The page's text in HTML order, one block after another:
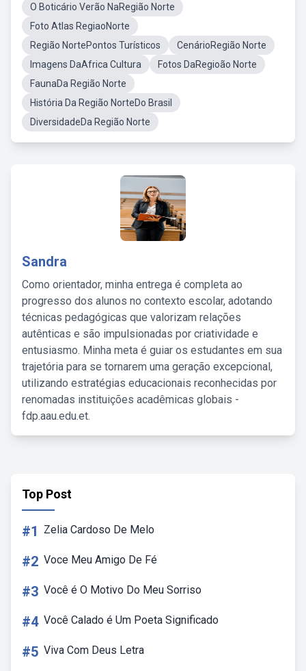
O Boticário Verão NaRegião Norte
Foto Atlas RegiaoNorte
Região NortePontos Turísticos
CenárioRegião Norte
Imagens DaAfrica Cultura
Fotos DaRegioão Norte
FaunaDa Região Norte
História Da Região NorteDo Brasil
DiversidadeDa Região Norte
Sandra
Como orientador, minha entrega é completa ao
progresso dos alunos no contexto escolar, adotando
técnicas pedagógicas que valorizam relações
autênticas e são impulsionadas por criatividade e
entusiasmo. Minha meta é guiar os estudantes em sua
trajetória para se tornarem uma geração excepcional,
utilizando estratégias educacionais reconhecidas por
renomadas instituições acadêmicas globais -
fdp.aau.edu.et.
Top Post
#1 Zelia Cardoso De Melo
#2 Voce Meu Amigo De Fé
#3 Você é O Motivo Do Meu Sorriso
#4 Você Calado é Um Poeta Significado
#5 Viva Com Deus Letra